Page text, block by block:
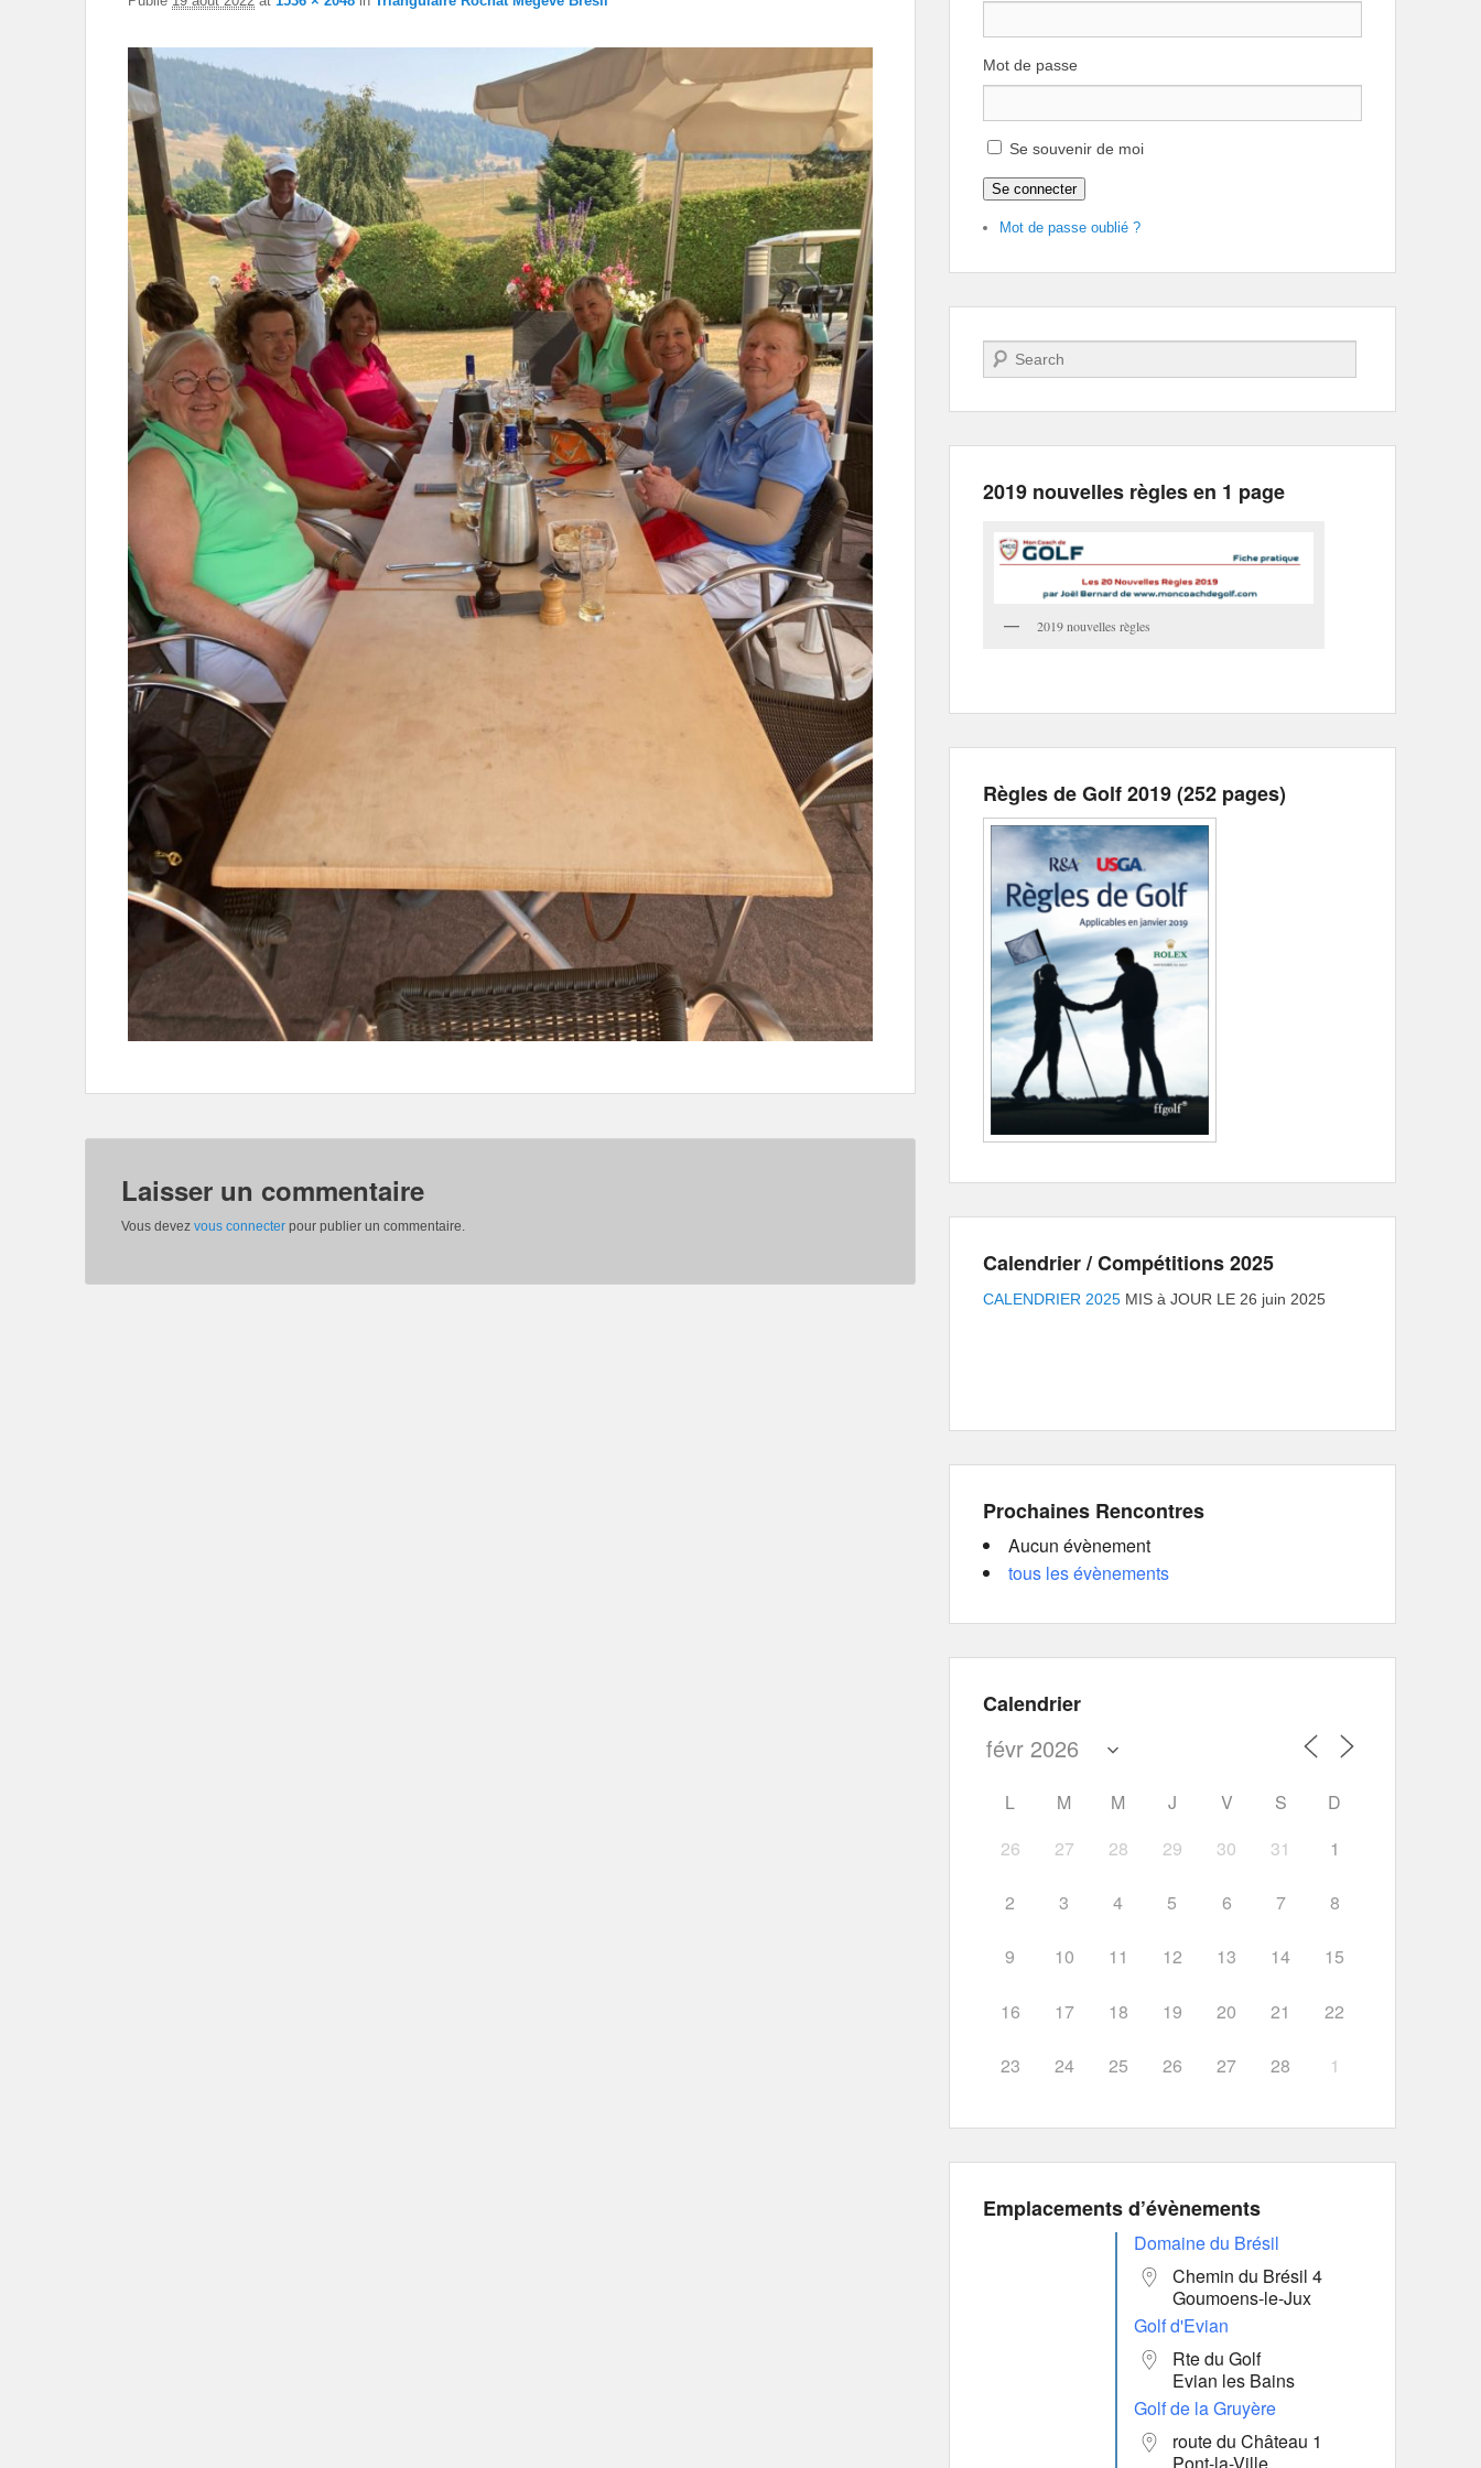
Laisser un commentaire
Vous devez vous connecter pour publier un commentaire.
Mot de passe
Se souvenir de moi
Se connecter
Mot de passe oublié ?
Recherche
2019 nouvelles règles en 1 page
2019 nouvelles règles
Règles de Golf 2019 (252 pages)
Calendrier / Compétitions 2025
CALENDRIER 2025 MIS à JOUR LE 26 juin 2025
Prochaines Rencontres
Aucun évènement
tous les évènements
Calendrier
L M M J V S
D
26
27 28 29 30 31 1
2 3 4 5 6 7 8
9 10 11 12 13 14 15
16 17 18 19 20 21 22
23 24 25 26 27 28 1
Emplacements d’évènements
Domaine du Brésil
Chemin du Brésil 4
Goumoens-le-Jux
Golf d'Evian
Rte du Golf
Evian les Bains
Golf de la Gruyère
route du Château 1